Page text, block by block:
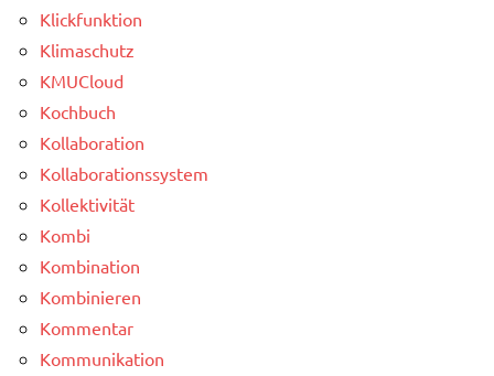
Klickfunktion
Klimaschutz
KMUCloud
Kochbuch
Kollaboration
Kollaborationssystem
Kollektivität
Kombi
Kombination
Kombinieren
Kommentar
Kommunikation